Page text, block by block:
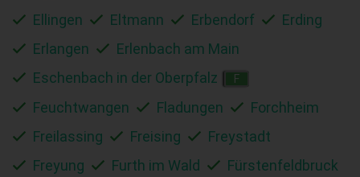
Ellingen
Eltmann Erbendorf
Erding
Erlangen
Erlenbach am Main
Eschenbach in der Oberpfalz
F
Feuchtwangen Fladungen
Forchheim
Freilassing
Freising
Freystadt
Freyung
Furth im Wald
Fürstenfeldbruck